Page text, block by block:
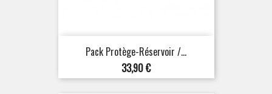
Pack Protège-Réservoir /...
Prix
33,90 €